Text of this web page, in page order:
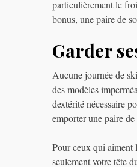
particulièrement le
bonus, une paire de
Garder
Aucune journée de
des modèles
dextérité nécessaire
emporter une paire de
Pour ceux qui aiment
seulement votre tête